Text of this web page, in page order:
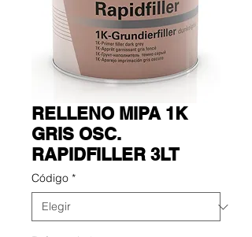
RELLENO MIPA 1K
GRIS OSC.
RAPIDFILLER 3LT
Código *